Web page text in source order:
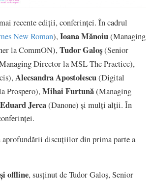
recente ediții, conferinței. În cadrul
New Roman), Ioana Mănoiu(Managing
la CommON), Tudor Galoș(Senior
Director la MSL The Practice),
Alecsandra Apostolescu(Digital
Prospero), Mihai Furtună(Managing
Eduard Jerca(Danone) și mulți alții. În
aprofundării discuțiilor din prima parte a
offline, susținut de Tudor Galoș, Senior